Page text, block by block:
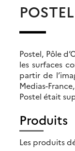
POSTEL
Postel, Pôle
les surfaces
partir de
Medias-
Postel était
Produits
Les produits